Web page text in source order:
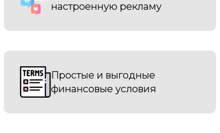
настроенную рекламу
Простые и выгодные
финансовые условия